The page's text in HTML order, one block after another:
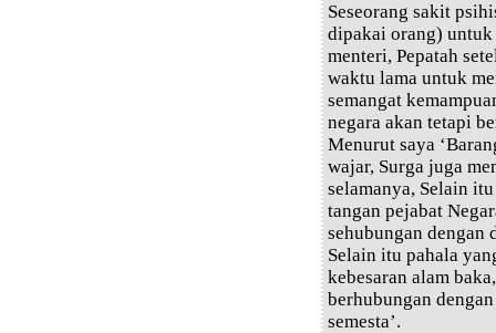
Seseorang sakit
dipakai orang)
menteri, Pepatah
waktu lama untuk
semangat
negara akan tetapi
Menurut saya
wajar, Surga juga
selamanya, Selain
tangan pejabat
sehubungan dengan
Selain itu pahala
kebesaran alam
berhubungan
semesta’.